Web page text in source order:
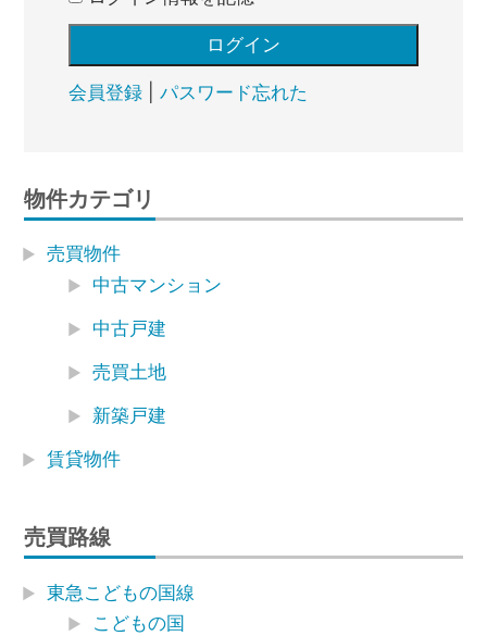
会員登録| パスワード忘れた
物件カテゴリ
売買物件
中古マンション
中古戸建
売買土地
新築戸建
賃貸物件
売買路線
東急こどもの国線
こどもの国